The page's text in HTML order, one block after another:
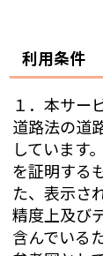
利用条件
１．本サー
道路法の道
しています
を証明する
た、表示さ
精度上及び
含んでいる